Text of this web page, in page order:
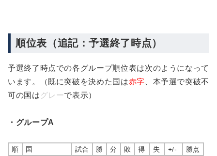
順位表（追記：予選終了時点）
予選終了時点での各グループ順位表は次のようになって
います。（既に突破を決めた国は赤字 、本予選で突破不
可の国は グレーで表示）
・グループA
順 国 試合 勝 分 敗 得 失 +/-
勝点